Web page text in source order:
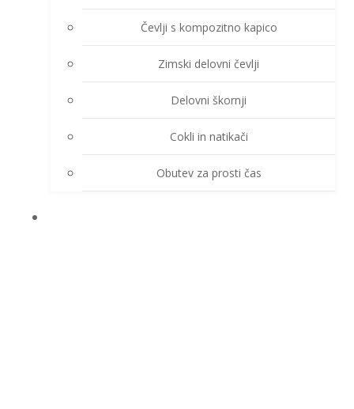
Čevlji s kompozitno kapico
Zimski delovni čevlji
Delovni škornji
Cokli in natikači
Obutev za prosti čas